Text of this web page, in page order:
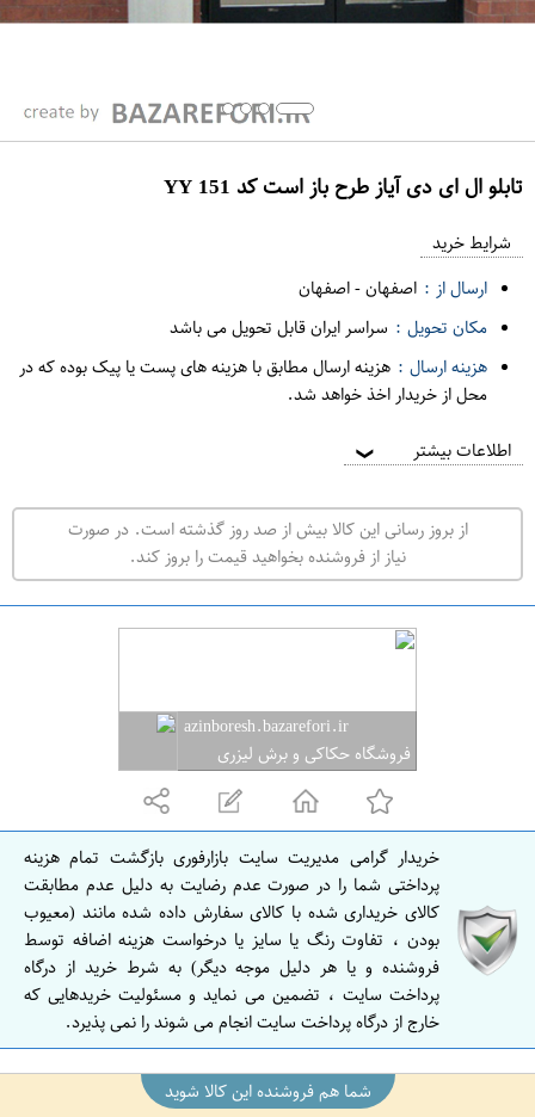
تابلو ال ای دی آیاز طرح باز است کد 151 YY
ر
ت
ه
ر
ا
شرایط خرید
ارسال از : اصفهان-اصفهان
مکان تحویل : سراسر ایران قابل تحویل می باشد
هزینه ارسال : هزینه ارسال مطابق با هزینه های پست یا پیک بوده که در
محل از خریدار اخذ خواهد شد.
اطلاعات بیشتر ❯
از بروز رسانی این کالا بیش از صد روز گذشته است. در صورت
نیاز از فروشنده بخواهید قیمت را بروز کند.
azinboresh.bazarefori.ir
فروشگاه حکاکی و برش لیزری
خریدار گرامی مدیریت سایت بازارفوری بازگشت تمام هزینه
پرداختی شما را در صورت عدم رضایت به دلیل عدم مطابقت
کالای خریداری شده با کالای سفارش داده شده مانند (معیوب
بودن ، تفاوت رنگ یا سایز یا درخواست هزینه اضافه توسط
فروشنده و یا هر دلیل موجه دیگر) به شرط خرید از درگاه
پرداخت سایت ، تضمین می نماید و مسئولیت خریدهایی که
خارج از درگاه پرداخت سایت انجام می شوند را نمی پذیرد.
شما هم فروشنده این کالا شوید